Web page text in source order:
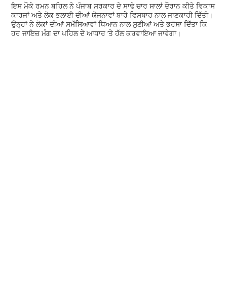
ਇਸ ਮੌਕੇ ਰਮਨ ਬਹਿਲ ਨੇ ਪੰਜਾਬ ਸਰਕਾਰ ਦੇ ਸਾਢੇ ਚਾਰ ਸਾਲਾਂ ਦੌਰਾਨ ਕੀਤੇ ਵਿਕਾਸ
ਕਾਰਜਾਂ ਅਤੇ ਲੋਕ ਭਲਾਈ ਦੀਆਂ ਯੋਜਨਾਵਾਂ ਬਾਰੇ ਵਿਸਥਾਰ ਨਾਲ ਜਾਣਕਾਰੀ ਦਿੱਤੀ।
ਉਨ੍ਹਾਂ ਨੇ ਲੋਕਾਂ ਦੀਆਂ ਸਮੱਸਿਆਵਾਂ ਧਿਆਨ ਨਾਲ ਸੁਣੀਆਂ ਅਤੇ ਭਰੋਸਾ ਦਿੱਤਾ ਕਿ
ਹਰ ਜਾਇਜ਼ ਮੰਗ ਦਾ ਪਹਿਲ ਦੇ ਆਧਾਰ ’ਤੇ ਹੱਲ ਕਰਵਾਇਆ ਜਾਵੇਗਾ।